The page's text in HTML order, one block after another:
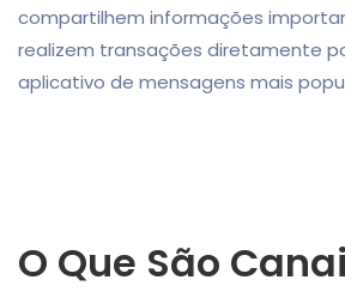
compartilhem informações
realizem transações diretamente
aplicativo de mensagens mais
O Que São